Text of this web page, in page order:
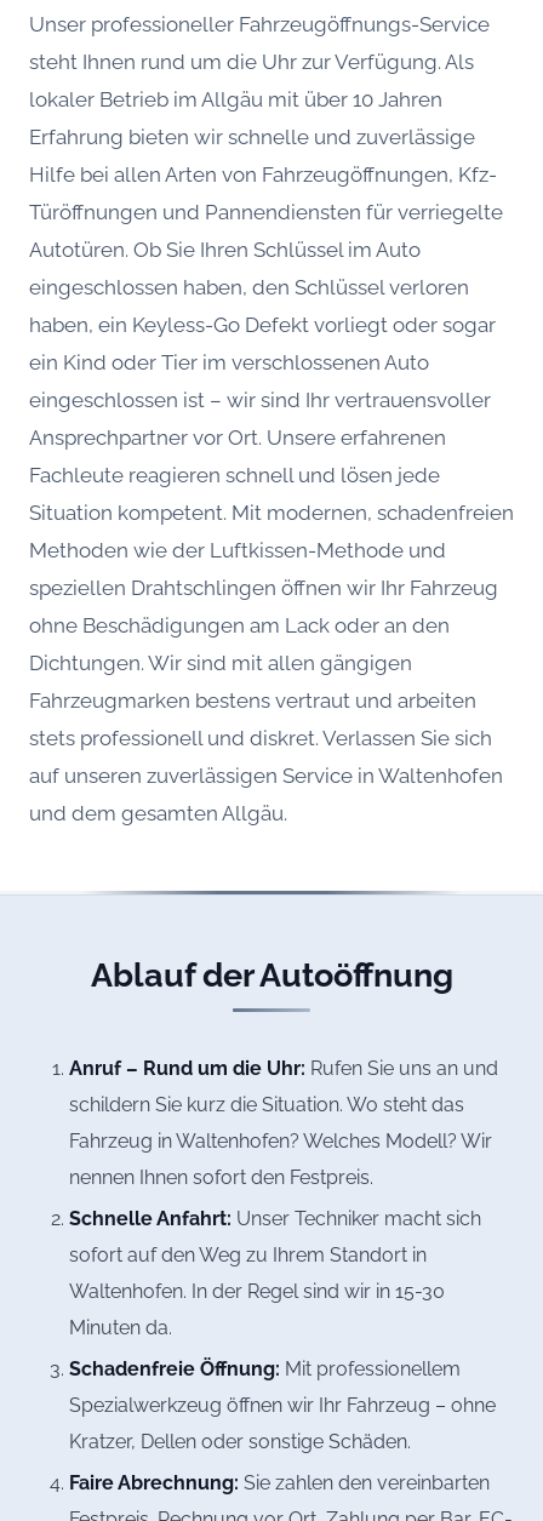
Unser professioneller Fahrzeugöffnungs-Service
steht Ihnen rund um die Uhr zur Verfügung. Als
lokaler Betrieb im Allgäu mit über 10 Jahren
Erfahrung bieten wir schnelle und zuverlässige
Hilfe bei allen Arten von Fahrzeugöffnungen, Kfz-
Türöffnungen und Pannendiensten für verriegelte
Autotüren. Ob Sie Ihren Schlüssel im Auto
eingeschlossen haben, den Schlüssel verloren
haben, ein Keyless-Go Defekt vorliegt oder sogar
ein Kind oder Tier im verschlossenen Auto
eingeschlossen ist – wir sind Ihr vertrauensvoller
Ansprechpartner vor Ort. Unsere erfahrenen
Fachleute reagieren schnell und lösen jede
Situation kompetent. Mit modernen, schadenfreien
Methoden wie der Luftkissen-Methode und
speziellen Drahtschlingen öffnen wir Ihr Fahrzeug
ohne Beschädigungen am Lack oder an den
Dichtungen. Wir sind mit allen gängigen
Fahrzeugmarken bestens vertraut und arbeiten
stets professionell und diskret. Verlassen Sie sich
auf unseren zuverlässigen Service in Waltenhofen
und dem gesamten Allgäu.
Ablauf der Autoöffnung
Anruf – Rund um die Uhr: Rufen Sie uns an und
schildern Sie kurz die Situation. Wo steht das
Fahrzeug in Waltenhofen? Welches Modell? Wir
nennen Ihnen sofort den Festpreis.
Schnelle Anfahrt: Unser Techniker macht sich
sofort auf den Weg zu Ihrem Standort in
Waltenhofen. In der Regel sind wir in 15-30
Minuten da.
Schadenfreie Öffnung: Mit professionellem
Spezialwerkzeug öffnen wir Ihr Fahrzeug – ohne
Kratzer, Dellen oder sonstige Schäden.
Faire Abrechnung: Sie zahlen den vereinbarten